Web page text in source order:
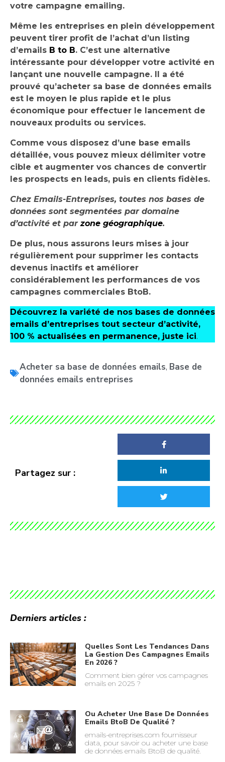
votre campagne emailing.
Même les entreprises en plein développement
peuvent tirer profit de l’achat d’un listing
d’emails B to B. C’est une alternative
intéressante pour développer votre activité en
lançant une nouvelle campagne. Il a été
prouvé qu’acheter sa base de données emails
est le moyen le plus rapide et le plus
économique pour effectuer le lancement de
nouveaux produits ou services.
Comme vous disposez d’une base emails
détaillée, vous pouvez mieux délimiter votre
cible et augmenter vos chances de convertir
les prospects en leads, puis en clients fidèles.
Chez Emails-Entreprises, toutes nos bases de
données sont segmentées par domaine
d’activité et parzone géographique.
De plus, nous assurons leurs mises à jour
régulièrement pour supprimer les contacts
devenus inactifs et améliorer
considérablement les performances de vos
campagnes commerciales BtoB.
Découvrez la variété de nos bases de données
emails d’entreprises tout secteur d’activité,
100 % actualisées en permanence, juste ici.
Acheter sa base de données emails, Base de
données emails entreprises
Partagez sur :
Derniers articles :
Quelles Sont Les Tendances Dans
La Gestion Des Campagnes Emails
En 2026 ?
Comment bien gérer vos campagnes
emails en 2025 ?
Ou Acheter Une Base De Données
Emails BtoB De Qualité ?
emails-entreprises.com fournisseur
data, pour savoir ou acheter une base
de données emails BtoB de qualité.